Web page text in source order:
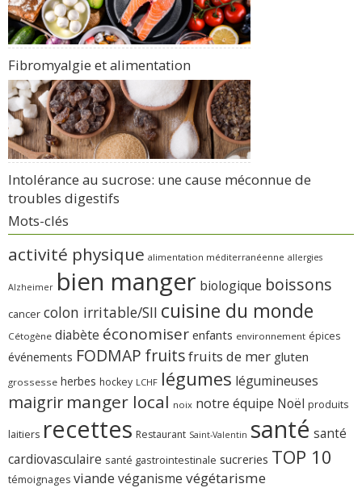
Fibromyalgie et alimentation
Intolérance au sucrose: une cause méconnue de
troubles digestifs
Mots-clés
activité physique alimentation méditerranéenne allergies
Alzheimer bien manger biologique boissons
cancer colon irritable/SII cuisine du monde
Cétogène diabète économiser enfants environnement épices
événements FODMAP fruitsfruits de mer gluten
grossesse herbes hockey LCHF légumes légumineuses
maigrir manger local noix notre équipe Noël produits
laitiers recettes Restaurant Saint-Valentin santé santé
cardiovasculaire santé gastrointestinale sucreries TOP 10
témoignages viande véganisme végétarisme